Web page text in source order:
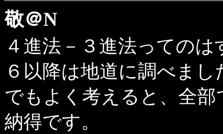
敬＠N
４進法－３進法っての
６以降は地道に調べまし
でもよく考えると、全
納得です。